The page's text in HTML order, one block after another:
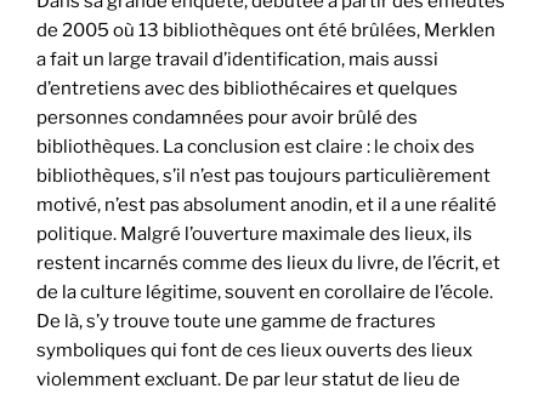
de 2005 où 13 bibliothèques ont été brûlées, Merklen
a fait un large travail d’identification, mais aussi
d’entretiens avec des bibliothécaires et quelques
personnes condamnées pour avoir brûlé des
bibliothèques. La conclusion est claire : le choix des
bibliothèques, s’il n’est pas toujours particulièrement
motivé, n’est pas absolument anodin, et il a une réalité
politique. Malgré l’ouverture maximale des lieux, ils
restent incarnés comme des lieux du livre, de l’écrit, et
de la culture légitime, souvent en corollaire de l’école.
De là, s’y trouve toute une gamme de fractures
symboliques qui font de ces lieux ouverts des lieux
violemment excluant. De par leur statut de lieu de